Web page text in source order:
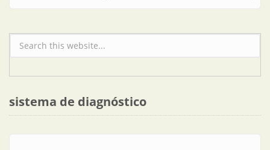
Formulario de búsqueda
sistema de diagnóstico